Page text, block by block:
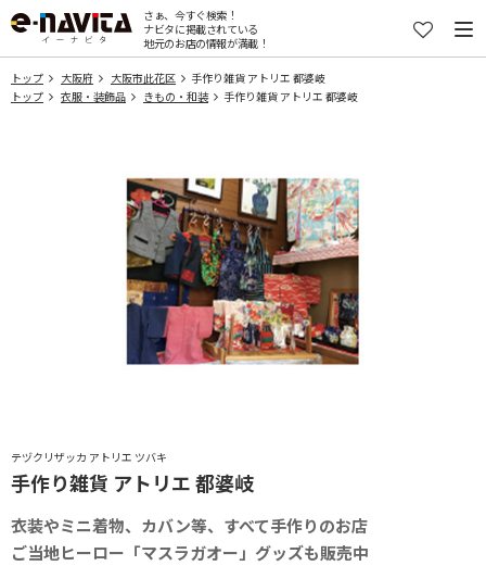
さぁ、今すぐ検索！
ナビタに掲載されている
地元のお店の情報が満載！
トップ 大阪府 大阪市此花区
手作り雑貨 アトリエ 都婆岐
トップ
衣服・装飾品 きもの・和装 手作り雑貨 アトリエ 都婆岐
テヅクリザッカ アトリエ ツバキ
手作り雑貨 アトリエ 都婆岐
衣装やミニ着物、カバン等、すべて手作りのお店
ご当地ヒーロー「マスラガオー」グッズも販売中